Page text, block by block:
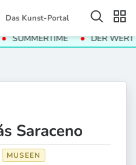
Das Kunst-Portal
DER WERT
Saraceno
MUSEEN